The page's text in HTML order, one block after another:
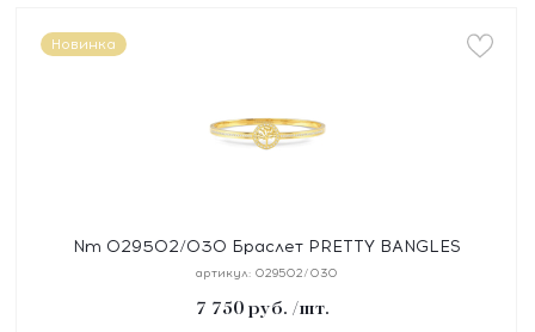
Новинка
Nm 029502/030 Браслет PRETTY BANGLES
"ДЕРЕВО ЖИЗНИ" размер 19 см, сталь, цирконы,
артикул: 029502/030
7 750 руб. /шт.